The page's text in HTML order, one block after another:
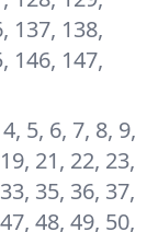
137, 138,
146, 147,
5, 6, 7, 8, 9,
21, 22, 23,
35, 36, 37,
48, 49, 50,